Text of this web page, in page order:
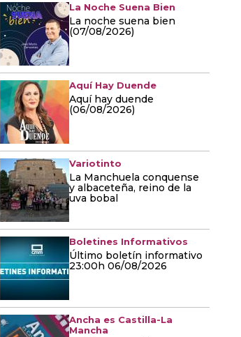
La Noche Suena Bien
La noche suena bien
(07/08/2026)
Aquí Hay Duende
Aquí hay duende
(06/08/2026)
Variotinto
La Manchuela conquense
y albaceteña, reino de la
uva bobal
Boletines Informativos
Último boletín informativo
23:00h 06/08/2026
Ancha es Castilla-La
Mancha